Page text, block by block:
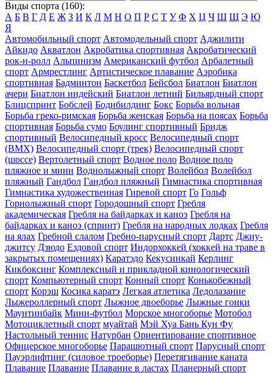
Виды спорта (160):
А Б В Г Д Е Ж З И К Л М Н О П Р С Т У Ф Х Ц Ч Ш Щ Э Ю
Я
Автомобильный спорт Автомодельный спорт Аджилити
Айкидо Акватлон Акробатика спортивная Акробатический
рок-н-ролл Альпинизм Американский футбол Арбалетный
спорт Армрестлинг Артистическое плавание Аэробика
спортивная Бадминтон Баскетбол Бейсбол Биатлон Биатлон
ачери Биатлон индейский Биатлон летний Бильярдный спорт
Блицспринт Бобслей Бодибилдинг Бокс Борьба вольная
Борьба греко-римская Борьба женская Борьба на поясах Борьба
спортивная Борьба сумо Боулинг спортивный Бридж
спортивный Велосипедный кросс Велосипедный спорт
(BMX) Велосипедный спорт (трек) Велосипедный спорт
(шоссе) Вертолетный спорт Водное поло Водное поло
пляжное и мини Воднолыжный спорт Волейбол Волейбол
пляжный Гандбол Гандбол пляжный Гимнастика спортивная
Гимнастика художественная Гиревой спорт Го Гольф
Горнолыжный спорт Городошный спорт Гребля
академическая Гребля на байдарках и каноэ Гребля на
байдарках и каноэ (спринт) Гребля на народных лодках Гребля
на ялах Гребной слалом Гребно-парусный спорт Дартс Джиу-
джитсу Дзюдо Ездовой спорт Индорхоккей (хоккей на траве в
закрытых помещениях) Каратэдо Кекусинкай Керлинг
Кикбоксинг Комплексный и прикладной кинологический
спорт Компьютерный спорт Конный спорт Конькобежный
спорт Корэш Косика каратэ Легкая атлетика Ледолазание
Лыжероллерный спорт Лыжное двоеборье Лыжные гонки
Маунтинбайк Мини-футбол Морское многоборье Мотобол
Мотоциклетный спорт муайтай Мэй Хуа Бань Кун Фу
Настольный теннис Натурбан Ориентирование cпортивное
Офицерское многоборье Парашютный спорт Парусный спорт
Пауэрлифтинг (силовое троеборье) Перетягивание каната
Плавание Плавание Плавание в ластах Планерный спорт